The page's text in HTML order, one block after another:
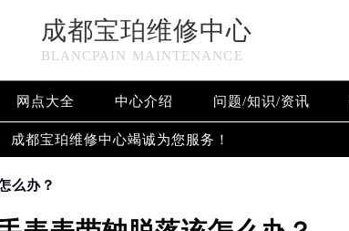
成都宝珀维修中心
BLANCPAIN MAINTENANCE
网点大全 中心介绍 问题/知识/资讯
成都宝珀维修中心竭诚为您服务！
么办？